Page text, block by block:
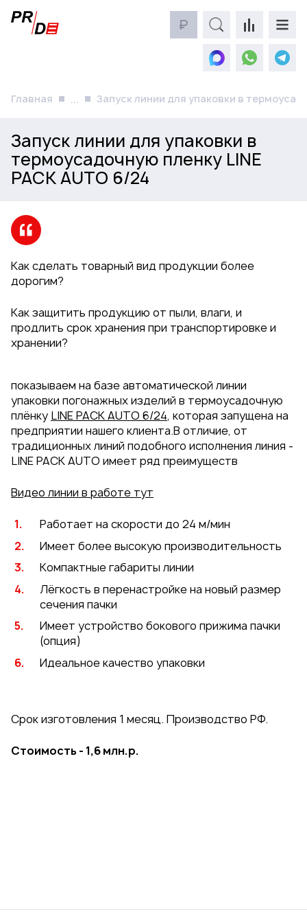
₽
Главная ... Запуск линии для упаковки в
Запуск линии для упаковки в
термоусадочную пленку LINE
PACK AUTO 6/24
Как сделать товарный вид продукции более
дорогим?
Как защитить продукцию от пыли, влаги, и
продлить срок хранения при транспортировке и
хранении?
показываем на базе автоматической линии
упаковки погонажных изделий в термоусадочную
плёнку LINE PACK AUTO 6/24, которая запущена на
предприятии нашего клиента.В отличие, от
традиционных линий подобного исполнения линия -
LINE PACK AUTO имеет ряд преимуществ
Видео линии в работе тут
Работает на скорости до 24 м/мин
Имеет более высокую производительность
Компактные габариты линии
Лёгкость в перенастройке на новый размер
сечения пачки
Имеет устройство бокового прижима пачки
(опция)
Идеальное качество упаковки
Срок изготовления 1 месяц. Производство РФ.
Стоимость - 1,6 млн.р.